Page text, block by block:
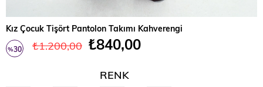
Kız Çocuk Tişört Pantolon Takımı Kahverengi
%30 ₺1.200,00 ₺840,00
RENK